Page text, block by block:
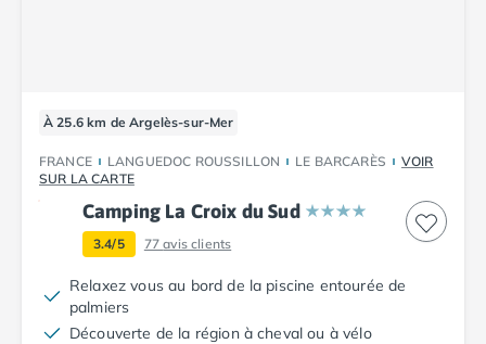
À 25.6 km de Argelès-sur-Mer
FRANCE LANGUEDOC ROUSSILLON LE BARCARÈS
VOIR
SUR LA CARTE
Camping La Croix du Sud
3.4/5 77avis clients
Relaxez vous au bord de la piscine entourée de
palmiers
Découverte de la région à cheval ou à vélo